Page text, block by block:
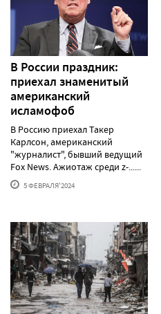
В России праздник:
приехал знаменитый
американский
исламофоб
В Россию приехал Такер
Карлсон, американский
"журналист", бывший ведущий
Fox News. Ажиотаж среди z-......
5 ФЕВРАЛЯ'2024